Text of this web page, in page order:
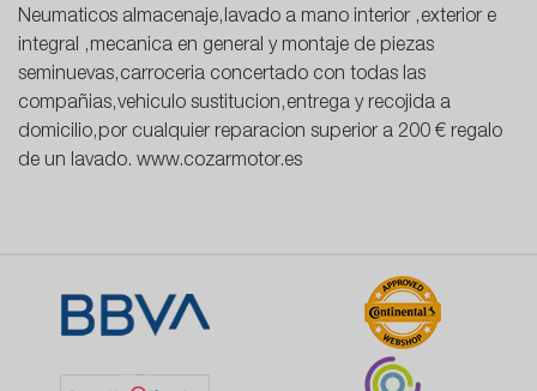
Neumaticos almacenaje,lavado a mano interior ,exterior e
integral ,mecanica en general y montaje de piezas
seminuevas,carroceria concertado con todas las
compañias,vehiculo sustitucion,entrega y recojida a
domicilio,por cualquier reparacion superior a 200 € regalo
de un lavado. www.cozarmotor.es